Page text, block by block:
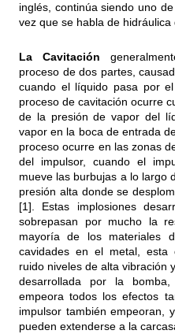
inglés, continúa siendo uno
vez que se habla de
La Cavitación
proceso de dos partes,
cuando el líquido pasa por
proceso de cavitación ocurre
de la presión de vapor del
vapor en la boca de entrada
proceso ocurre en las zonas
del impulsor, cuando el
mueve las burbujas a lo largo
presión alta donde se
[1]. Estas implosiones
sobrepasan por mucho la
mayoría de los materiales
cavidades en el metal, esta
ruido niveles de alta vibración
desarrollada por la
empeora todos los efectos
impulsor también empeoran,
pueden extenderse a la